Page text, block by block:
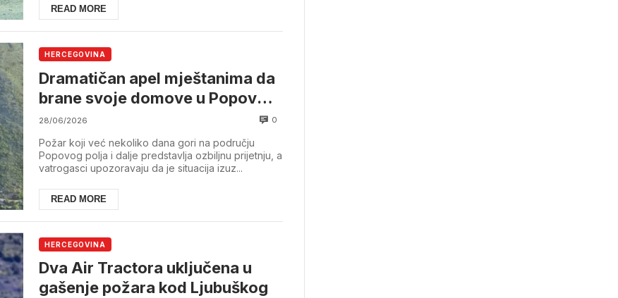
READ MORE
HERCEGOVINA
Dramatičan apel mještanima da
brane svoje domove u Popovom
polju
28/06/2026 0
Požar koji već nekoliko dana gori na području
Popovog polja i dalje predstavlja ozbiljnu prijetnju, a
vatrogasci upozoravaju da je situacija izuz...
READ MORE
HERCEGOVINA
Dva Air Tractora uključena u
gašenje požara kod Ljubuškog